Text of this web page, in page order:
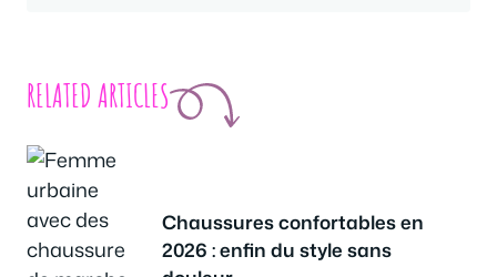
RELATED ARTICLES
Chaussures confortables en
2026 : enfin du style sans